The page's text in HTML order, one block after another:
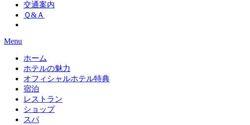
交通案内
Ｑ&Ａ
Menu
ホーム
ホテルの魅力
オフィシャルホテル特典
宿泊
レストラン
ショップ
スパ